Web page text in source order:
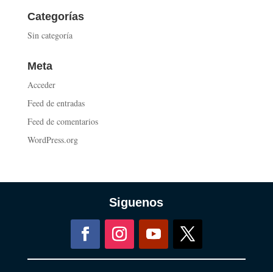
Categorías
Sin categoría
Meta
Acceder
Feed de entradas
Feed de comentarios
WordPress.org
Siguenos